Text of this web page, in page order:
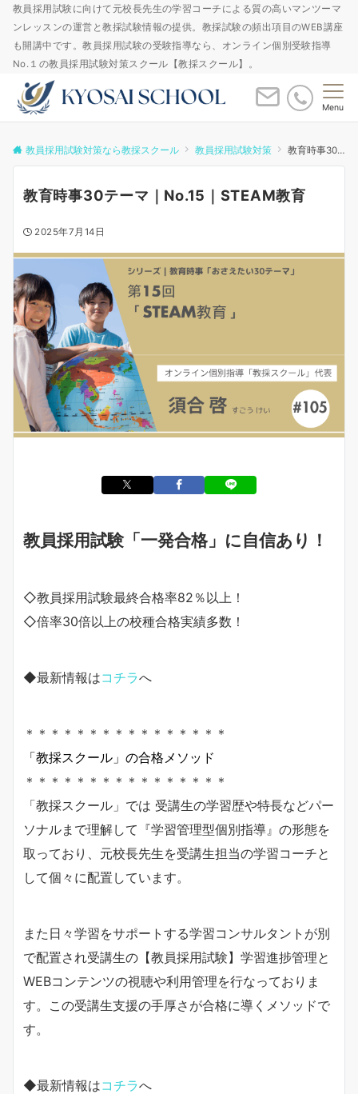
教員採用試験に向けて元校長先生の学習コーチによる質の高いマンツーマ
ンレッスンの運営と教採試験情報の提供。教採試験の頻出項目のWEB講座
も開講中です。教員採用試験の受験指導なら、オンライン個別受験指導
No.１の教員採用試験対策スクール【教採スクール】。
Menu
教員採用試験対策なら教採スクール 教員採用試験対策 教育時事30テーマ｜No.15｜STEAM教育
教育時事30テーマ｜No.15｜STEAM教育
2025年7月14日
教員採用試験「一発合格」に自信あり！
◇教員採用試験最終合格率82％以上！
◇倍率30倍以上の校種合格実績多数！
◆最新情報はコチラへ
＊＊＊＊＊＊＊＊＊＊＊＊＊＊＊＊
「教採スクール」の合格メソッド
＊＊＊＊＊＊＊＊＊＊＊＊＊＊＊＊
「教採スクール」では 受講生の学習歴や特長などパー
ソナルまで理解して『学習管理型個別指導』の形態を
取っており、元校長先生を受講生担当の学習コーチと
して個々に配置しています。
また日々学習をサポートする学習コンサルタントが別
で配置され受講生の【教員採用試験】学習進捗管理と
WEBコンテンツの視聴や利用管理を行なっておりま
す。この受講生支援の手厚さが合格に導くメソッドで
す。
◆最新情報はコチラへ